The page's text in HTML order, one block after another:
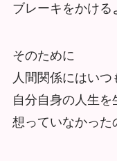
ブレーキをかける
そのために
人間関係にはいつ
自分自身の人生を
想っていなかった